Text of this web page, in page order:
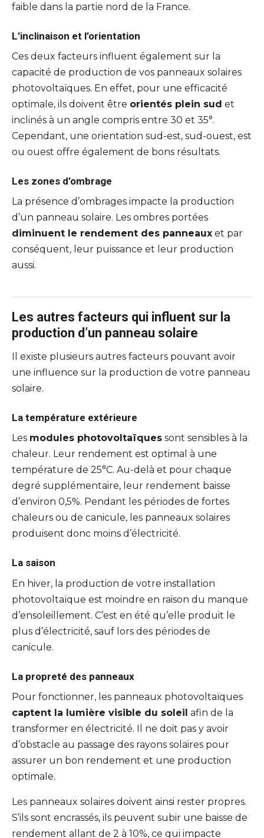
faible dans la partie nord de la France.
L’inclinaison et l’orientation
Ces deux facteurs influent également sur la
capacité de production de vos panneaux solaires
photovoltaïques. En effet, pour une efficacité
optimale, ils doivent être orientés plein sud et
inclinés à un angle compris entre 30 et 35°.
Cependant, une orientation sud-est, sud-ouest, est
ou ouest offre également de bons résultats.
Les zones d’ombrage
La présence d’ombrages impacte la production
d’un panneau solaire. Les ombres portées
diminuent le rendement des panneaux et par
conséquent, leur puissance et leur production
aussi.
Les autres facteurs qui influent sur la
production d’un panneau solaire
Il existe plusieurs autres facteurs pouvant avoir
une influence sur la production de votre panneau
solaire.
La température extérieure
Les modules photovoltaïques sont sensibles à la
chaleur. Leur rendement est optimal à une
température de 25°C. Au-delà et pour chaque
degré supplémentaire, leur rendement baisse
d’environ 0,5%. Pendant les périodes de fortes
chaleurs ou de canicule, les panneaux solaires
produisent donc moins d’électricité.
La saison
En hiver, la production de votre installation
photovoltaïque est moindre en raison du manque
d’ensoleillement. C’est en été qu’elle produit le
plus d’électricité, sauf lors des périodes de
canicule.
La propreté des panneaux
Pour fonctionner, les panneaux photovoltaïques
captent la lumière visible du soleil afin de la
transformer en électricité. Il ne doit pas y avoir
d’obstacle au passage des rayons solaires pour
assurer un bon rendement et une production
optimale.
Les panneaux solaires doivent ainsi rester propres.
S’ils sont encrassés, ils peuvent subir une baisse de
rendement allant de 2 à 10%, ce qui impacte